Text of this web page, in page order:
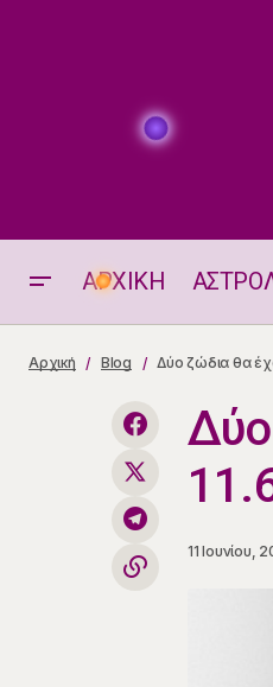
ΑΡΧΙΚΗ
Αισθηματικά Ταρώ 11.6.2026
Αρχική Blog Δύο ζώδια θα
11 Ιουνίου,